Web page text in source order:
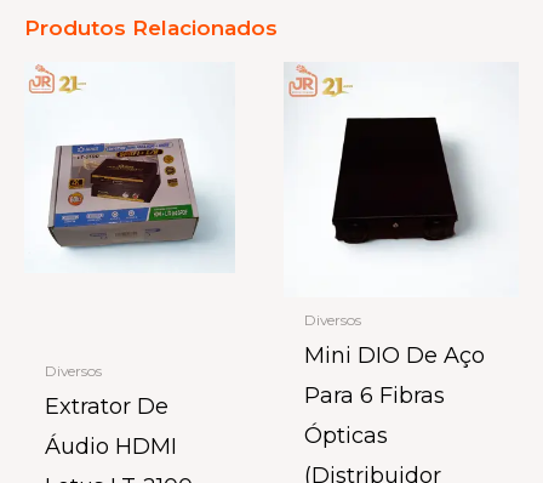
Produtos Relacionados
Diversos
Extrator De
Áudio HDMI
Diversos
Mini DIO De Aço
Para 6 Fibras
Ópticas
(Distribuidor